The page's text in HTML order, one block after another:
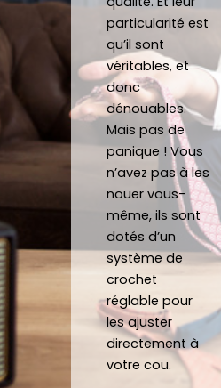
avoir
porté
la
crava
te 12
heure
s
particularité est
qu’il sont
véritables, et
donc
dénouables.
Mais pas de
panique ! Vous
n’avez pas à les
nouer vous-
même, ils sont
dotés d’un
système de
crochet
réglable pour
les ajuster
directement à
votre cou.